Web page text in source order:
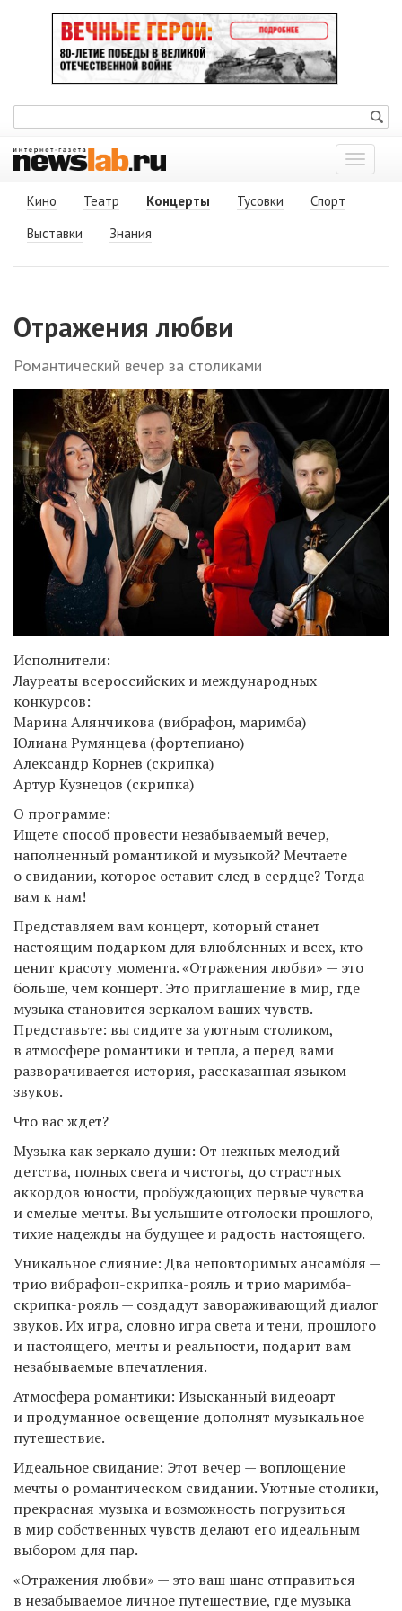
Показать
меню
Кино
Театр Концерты Тусовки
Спорт
Выставки
Знания
Отражения любви
Романтический вечер за столиками
Исполнители:
Лауреаты всероссийских и международных
конкурсов:
Марина Алянчикова (вибрафон, маримба)
Юлиана Румянцева (фортепиано)
Александр Корнев (скрипка)
Артур Кузнецов (скрипка)
О программе:
Ищете способ провести незабываемый вечер,
наполненный романтикой и музыкой? Мечтаете
о свидании, которое оставит след в сердце? Тогда
вам к нам!
Представляем вам концерт, который станет
настоящим подарком для влюбленных и всех, кто
ценит красоту момента. «Отражения любви» — это
больше, чем концерт. Это приглашение в мир, где
музыка становится зеркалом ваших чувств.
Представьте: вы сидите за уютным столиком,
в атмосфере романтики и тепла, а перед вами
разворачивается история, рассказанная языком
звуков.
Что вас ждет?
Музыка как зеркало души: От нежных мелодий
детства, полных света и чистоты, до страстных
аккордов юности, пробуждающих первые чувства
и смелые мечты. Вы услышите отголоски прошлого,
тихие надежды на будущее и радость настоящего.
Уникальное слияние: Два неповторимых ансамбля —
трио вибрафон-скрипка-рояль и трио маримба-
скрипка-рояль — создадут завораживающий диалог
звуков. Их игра, словно игра света и тени, прошлого
и настоящего, мечты и реальности, подарит вам
незабываемые впечатления.
Атмосфера романтики: Изысканный видеоарт
и продуманное освещение дополнят музыкальное
путешествие.
Идеальное свидание: Этот вечер — воплощение
мечты о романтическом свидании. Уютные столики,
прекрасная музыка и возможность погрузиться
в мир собственных чувств делают его идеальным
выбором для пар.
«Отражения любви» — это ваш шанс отправиться
в незабываемое личное путешествие, где музыка